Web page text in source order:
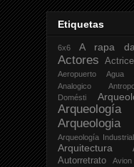
Etiquetas
6x6 A rapa
Actores
Aeropuerto Agua
Analogico
Domésti
Arqueología Industrial
Arquitectura
Autorretrato Avion